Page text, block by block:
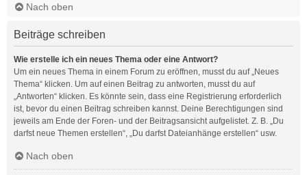
Nach oben
Beiträge schreiben
Wie erstelle ich ein neues Thema oder eine Antwort?
Um ein neues Thema in einem Forum zu eröffnen, musst du auf „Neues
Thema“ klicken. Um auf einen Beitrag zu antworten, musst du auf
„Antworten“ klicken. Es könnte sein, dass eine Registrierung erforderlich
ist, bevor du einen Beitrag schreiben kannst. Deine Berechtigungen sind
jeweils am Ende der Foren- und der Beitragsansicht aufgelistet. Z. B. „Du
darfst neue Themen erstellen“, „Du darfst Dateianhänge erstellen“ usw.
Nach oben